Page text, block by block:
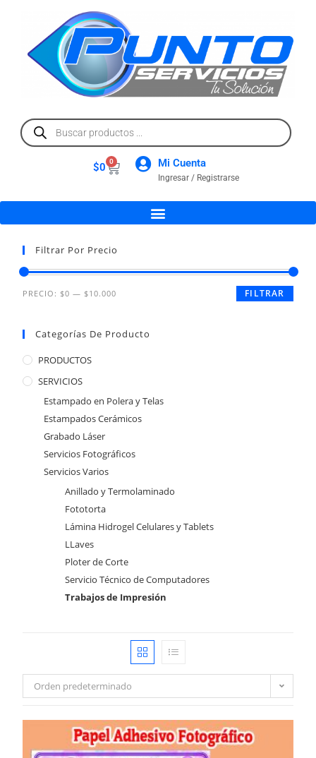
$0 0 Mi Cuenta
Ingresar / Registrarse
Filtrar Por Precio
FILTRAR
PRECIO:$0 —$10.000
Categorías De Producto
PRODUCTOS
SERVICIOS
Estampado en Polera y Telas
Estampados Cerámicos
Grabado Láser
Servicios Fotográficos
Servicios Varios
Anillado y Termolaminado
Fototorta
Lámina Hidrogel Celulares y Tablets
LLaves
Ploter de Corte
Servicio Técnico de Computadores
Trabajos de Impresión
Orden predeterminado